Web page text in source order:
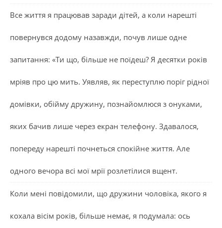
Все життя я працював заради дітей, а коли нарешті
повернувся додому назавжди, почув лише одне
запитання: «Ти що, більше не поїдеш? Я десятки років
мріяв про цю мить. Уявляв, як переступлю поріг рідної
домівки, обійму дружину, познайомлюся з онуками,
яких бачив лише через екран телефону. Здавалося,
попереду нарешті почнеться спокійне життя. Але
одного вечора всі мої мрії розлетілися вщент.
Коли мені повідомили, що дружини чоловіка, якого я
кохала вісім років, більше немає, я подумала: ось